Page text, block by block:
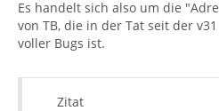
Es handelt sich also um die
von TB, die in der Tat seit der
voller Bugs ist.
Zitat